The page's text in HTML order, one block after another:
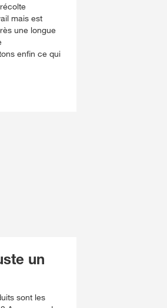
mais est
une longue
enfin ce qui
un
sont les